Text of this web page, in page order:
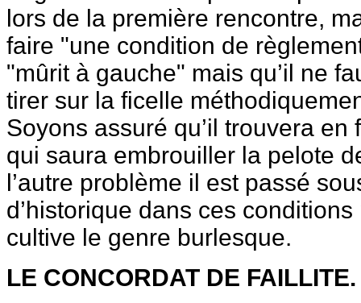
lors de la première rencontre,
faire "une condition de
"mûrit à gauche" mais qu’il ne
tirer sur la ficelle
Soyons assuré qu’il trouvera en
qui saura embrouiller la pelote
l’autre problème il est passé
d’historique dans ces
cultive le genre burlesque.
LE CONCORDAT DE FAILLITE.